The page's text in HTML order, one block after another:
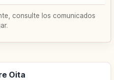
consulte los comunicados
Oita